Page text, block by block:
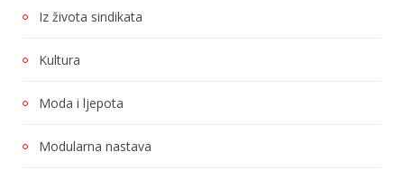
Iz života sindikata
Kultura
Moda i ljepota
Modularna nastava